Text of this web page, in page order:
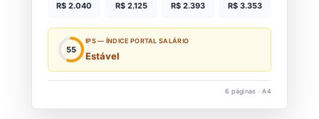
R$ 2.040 R$ 2.125 R$ 2.393 R$ 3.353
55
IPS — ÍNDICE PORTAL SALÁRIO
Estável
6 páginas · A4